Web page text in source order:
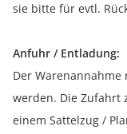
sie bitte für evtl.
Anfuhr / Entladung:
Der
werden. Die Zufahrt
einem Sattelzug /